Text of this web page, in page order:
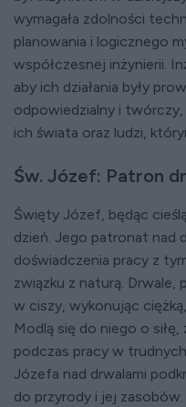
wymagała zdolności
planowania i logicznego
współczesnej inżynierii.
aby ich działania były
odpowiedzialny i
ich świata oraz ludzi,
Św. Józef: Patron
Święty Józef, będąc
dzień. Jego patronat nad
doświadczenia pracy z
związku z naturą. Drwale,
w ciszy, wykonując
Modlą się do niego o
podczas pracy w
Józefa nad drwalami
do przyrody i jej zasobów.